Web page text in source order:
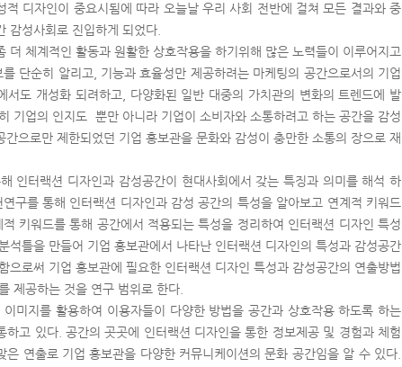
적 디자인이 중요시됨에 따라 오늘날 우리 사회 전반에 걸쳐 모든 결과와 중
감성사회로 진입하게 되었다.
더 체계적인 활동과 원활한 상호작용을 하기위해 많은 노력들이 이루어지고
단순히 알리고, 기능과 효율성만 제공하려는 마케팅의 공간으로서의 기업
서도 개성화 되려하고, 다양화된 일반 대중의 가치관의 변화의 트렌드에 발
기업의 인지도 뿐만 아니라 기업이 소비자와 소통하려고 하는 공간을 감성
간으로만 제한되었던 기업 홍보관을 문화와 감성이 충만한 소통의 장으로 재
인터랙션 디자인과 감성공간이 현대사회에서 갖는 특징과 의미를 해석 하
구를 통해 인터랙션 디자인과 감성 공간의 특성을 알아보고 연계적 키워드
키워드를 통해 공간에서 적용되는 특성을 정리하여 인터랙션 디자인 특성
석틀을 만들어 기업 홍보관에서 나타난 인터랙션 디자인의 특성과 감성공간
으로써 기업 홍보관에 필요한 인터랙션 디자인 특성과 감성공간의 연출방법
제공하는 것을 연구 범위로 한다.
미지를 활용하여 이용자들이 다양한 방법을 공간과 상호작용 하도록 하는
하고 있다. 공간의 곳곳에 인터랙션 디자인을 통한 정보제공 및 경험과 체험
은 연출로 기업 홍보관을 다양한 커뮤니케이션의 문화 공간임을 알 수 있다.